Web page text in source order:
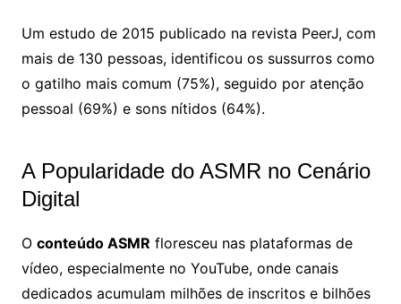
Um estudo de 2015 publicado na revista PeerJ, com
mais de 130 pessoas, identificou os sussurros como
o gatilho mais comum (75%), seguido por atenção
pessoal (69%) e sons nítidos (64%).
A Popularidade do ASMR no Cenário
Digital
O conteúdo ASMR floresceu nas plataformas de
vídeo, especialmente no YouTube, onde canais
dedicados acumulam milhões de inscritos e bilhões